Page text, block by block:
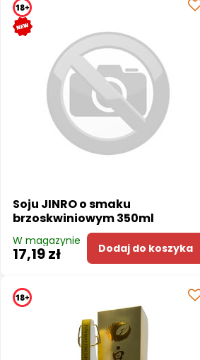
Soju JINRO o smaku
brzoskwiniowym 350ml
W magazynie
17,19 zł Dodaj do koszyka